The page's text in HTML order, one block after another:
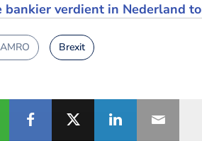
bankier verdient in Nederland
Brexit